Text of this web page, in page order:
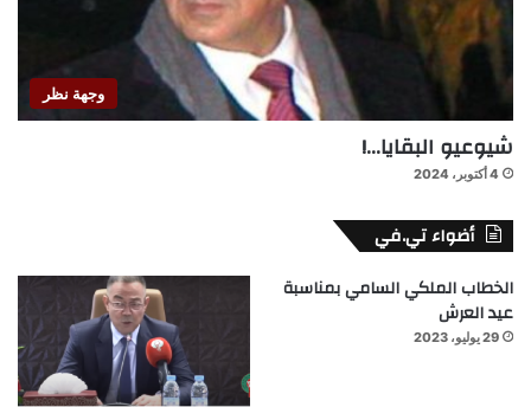
وجهة نظر
شيوعيو البقايا…!
4 أكتوبر، 2024
أضواء تي.في
الخطاب الملكي السامي بمناسبة
عيد العرش
29 يوليو، 2023